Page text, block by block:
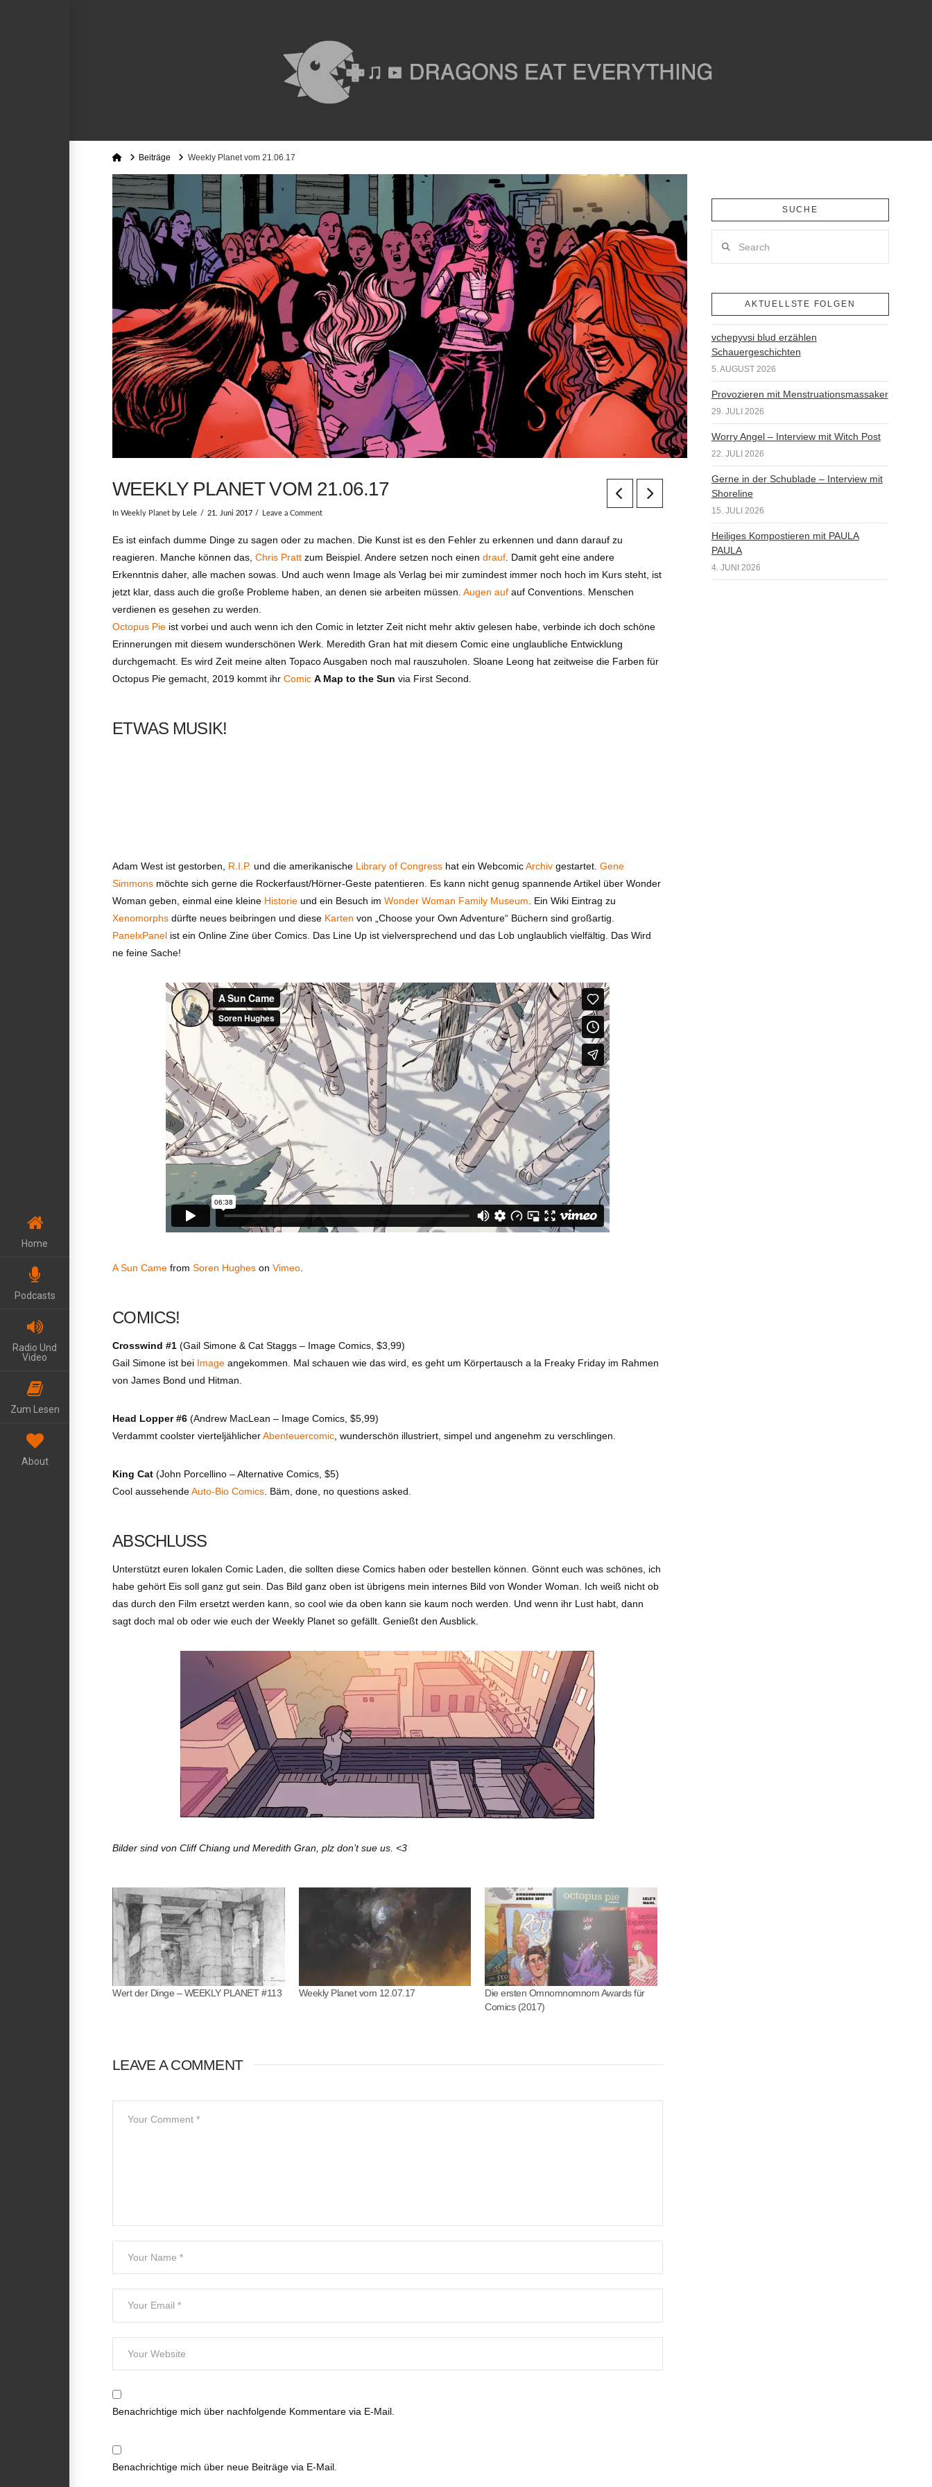
Home
Podcasts
Radio Und
Video
Zum Lesen
About
HomeBeiträge Weekly Planet vom 21.06.17
WEEKLY PLANET VOM 21.06.17
InWeekly Planet by Lele 21. Juni 2017 Leave a Comment
Es ist einfach dumme Dinge zu sagen oder zu machen. Die Kunst ist es den Fehler zu erkennen und dann darauf zu
reagieren. Manche können das,Chris Pratt zum Beispiel. Andere setzen noch einendrauf. Damit geht eine andere
Erkenntnis daher, alle machen sowas. Und auch wenn Image als Verlag bei mir zumindest immer noch hoch im Kurs steht, ist
jetzt klar, dass auch die große Probleme haben, an denen sie arbeiten müssen.Augen auf auf Conventions. Menschen
verdienen es gesehen zu werden.
Octopus Pie ist vorbei und auch wenn ich den Comic in letzter Zeit nicht mehr aktiv gelesen habe, verbinde ich doch schöne
Erinnerungen mit diesem wunderschönen Werk. Meredith Gran hat mit diesem Comic eine unglaubliche Entwicklung
durchgemacht. Es wird Zeit meine alten Topaco Ausgaben noch mal rauszuholen. Sloane Leong hat zeitweise die Farben für
Octopus Pie gemacht, 2019 kommt ihrComic A Map to the Sun via First Second.
ETWAS MUSIK!
Adam West ist gestorben, R.I.P. und die amerikanische Library of Congress hat ein WebcomicArchiv gestartet.Gene
Simmons möchte sich gerne die Rockerfaust/Hörner-Geste patentieren. Es kann nicht genug spannende Artikel über Wonder
Woman geben, einmal eine kleine Historie und ein Besuch imWonder Woman Family Museum. Ein Wiki Eintrag zu
Xenomorphs dürfte neues beibringen und diese Karten von „Choose your Own Adventure“ Büchern sind großartig.
PanelxPanel ist ein Online Zine über Comics. Das Line Up ist vielversprechend und das Lob unglaublich vielfältig. Das Wird
ne feine Sache!
A Sun Came fromSoren Hughes onVimeo
COMICS!
Crosswind #1 (Gail Simone & Cat Staggs – Image Comics, $3,99)
Gail Simone ist bei Image angekommen. Mal schauen wie das wird, es geht um Körpertausch a la Freaky Friday im Rahmen
von James Bond und Hitman.
Head Lopper #6 (Andrew MacLean – Image Comics, $5,99)
Verdammt coolster vierteljählicherAbenteuercomic , wunderschön illustriert, simpel und angenehm zu verschlingen.
King Cat (John Porcellino – Alternative Comics, $5)
Cool aussehendeAuto-Bio Comics . Bäm, done, no questions asked.
ABSCHLUSS
Unterstützt euren lokalen Comic Laden, die sollten diese Comics haben oder bestellen können. Gönnt euch was schönes, ich
habe gehört Eis soll ganz gut sein. Das Bild ganz oben ist übrigens mein internes Bild von Wonder Woman. Ich weiß nicht ob
das durch den Film ersetzt werden kann, so cool wie da oben kann sie kaum noch werden. Und wenn ihr Lust habt, dann
sagt doch mal ob oder wie euch der Weekly Planet so gefällt. Genießt den Ausblick.
Bilder sind von Cliff Chiang und Meredith Gran, plz don’t sue us. <3
Wert der Dinge – WEEKLY PLANET #113 Weekly Planet vom 12.07.17
Die ersten Omnomnomnom Awards für
Comics (2017)
LEAVE A COMMENT
Benachrichtige mich über nachfolgende Kommentare via E-Mail.
Benachrichtige mich über neue Beiträge via E-Mail.
SUCHE
AKTUELLSTE FOLGEN
vchepyvsi blud erzählen
Schauergeschichten
5. AUGUST 2026
Provozieren mit Menstruationsmassaker
29. JULI 2026
Worry Angel – Interview mit Witch Post
22. JULI 2026
Gerne in der Schublade – Interview mit
Shoreline
15. JULI 2026
Heiliges Kompostieren mit PAULA
PAULA
4. JUNI 2026